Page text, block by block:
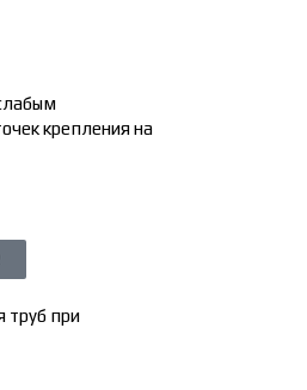
крепления на
труб при